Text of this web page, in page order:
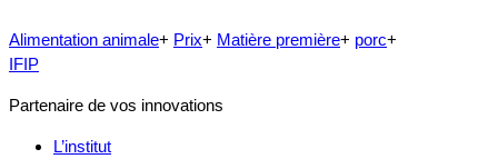
Alimentation animale+ Prix+ Matière première+ porc+
IFIP
Partenaire de vos innovations
L’institut